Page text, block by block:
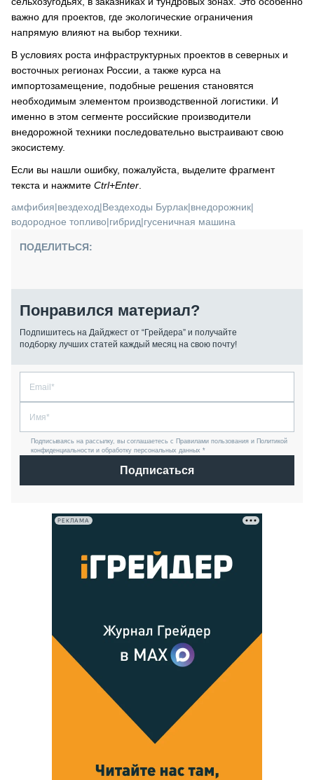
важно для проектов, где экологические ограничения
напрямую влияют на выбор техники.
В условиях роста инфраструктурных проектов в северных и
восточных регионах России, а также курса на
импортозамещение, подобные решения становятся
необходимым элементом производственной логистики. И
именно в этом сегменте российские производители
внедорожной техники последовательно выстраивают свою
экосистему.
Если вы нашли ошибку, пожалуйста, выделите фрагмент
текста и нажмите Ctrl+Enter
амфибия|вездеход|Вездеходы Бурлак|внедорожник|
водородное топливо|гибрид|гусеничная машина
ПОДЕЛИТЬСЯ:
Понравился материал?
Подпишитесь на Дайджест от “Грейдера” и получайте
подборку лучших статей каждый месяц на свою почту!
Подписываясь на рассылку, вы соглашаетесь с Правилами пользования и Политикой
конфиденциальности и обработку персональных данных *
Подписаться
РЕКЛАМА